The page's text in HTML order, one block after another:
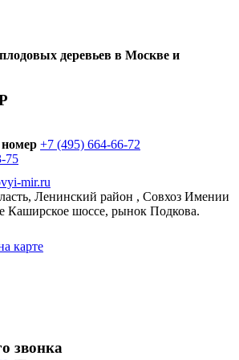
деревьев в Москве и
+7 (495) 664-66-72
75
mir.ru
Ленинский район , Совхоз Имении
Каширское шоссе, рынок Подкова.
карте
звонка